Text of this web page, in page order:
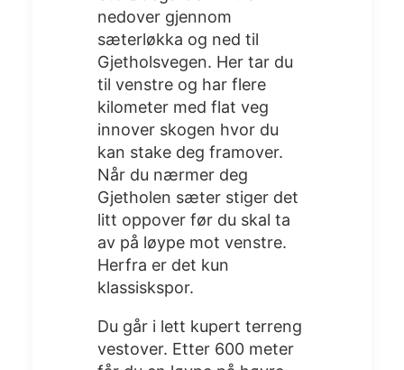
nedover gjennom
sæterløkka og ned til
Gjetholsvegen. Her tar du
til venstre og har flere
kilometer med flat veg
innover skogen hvor du
kan stake deg framover.
Når du nærmer deg
Gjetholen sæter stiger det
litt oppover før du skal ta
av på løype mot venstre.
Herfra er det kun
klassiskspor.
Du går i lett kupert terreng
vestover. Etter 600 meter